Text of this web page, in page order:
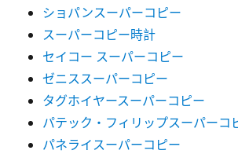
ショパンスーパーコピー
スーパーコピー時計
セイコー スーパーコピー
ゼニススーパーコピー
タグホイヤースーパーコピー
パテック・フィリップスーパーコ
パネライスーパーコピー